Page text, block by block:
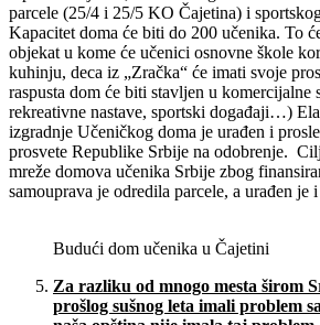
parcele (25/4 i 25/5 KO Čajetina) i
Kapacitet doma će biti do 200 učenika. To
objekat u kome će učenici osnovne škole
kuhinju, deca iz „Zračka“ će imati svoje
raspusta dom će biti stavljen u komercijalne
rekreativne nastave, sportski događaji…)
izgradnje Učeničkog doma je urađen i
prosvete Republike Srbije na odobrenje.
mreže domova učenika Srbije zbog
samouprava je odredila parcele, a urađen je
Budući dom učenika u Čajetini
Za razliku od mnogo mesta širom
prošlog sušnog leta imali problem